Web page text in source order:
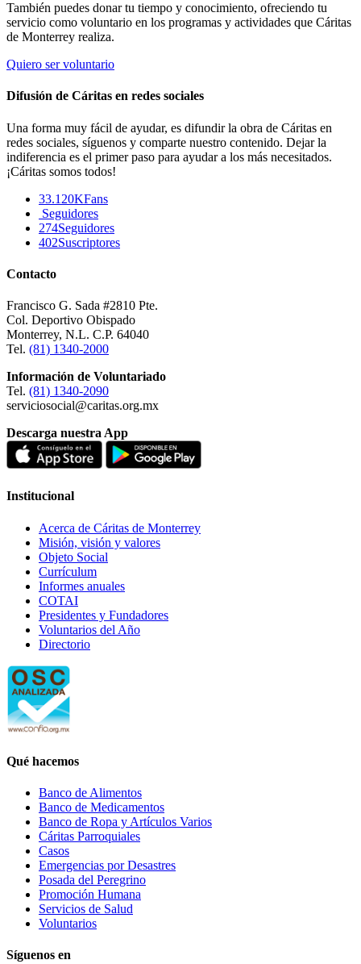
También puedes donar tu tiempo y conocimiento, ofreciendo tu
servicio como voluntario en los programas y actividades que Cáritas
de Monterrey realiza.
Quiero ser voluntario
Difusión de Cáritas en redes sociales
Una forma muy fácil de ayudar, es difundir la obra de Cáritas en
redes sociales, síguenos y comparte nuestro contenido. Dejar la
indiferencia es el primer paso para ayudar a los más necesitados.
¡Cáritas somos todos!
33.120KFans
Seguidores
274Seguidores
402Suscriptores
Contacto
Francisco G. Sada #2810 Pte.
Col. Deportivo Obispado
Monterrey, N.L. C.P. 64040
Tel. (81) 1340-2000
Información de Voluntariado
Tel. (81) 1340-2090
serviciosocial@caritas.org.mx
Descarga nuestra App
Institucional
Acerca de Cáritas de Monterrey
Misión, visión y valores
Objeto Social
Currículum
Informes anuales
COTAI
Presidentes y Fundadores
Voluntarios del Año
Directorio
Qué hacemos
Banco de Alimentos
Banco de Medicamentos
Banco de Ropa y Artículos Varios
Cáritas Parroquiales
Casos
Emergencias por Desastres
Posada del Peregrino
Promoción Humana
Servicios de Salud
Voluntarios
Síguenos en